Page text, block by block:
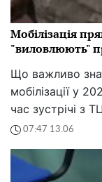
Мобілізація
"виловлюють"
Що важливо
мобілізації у
час зустрічі з
07:47 13.06